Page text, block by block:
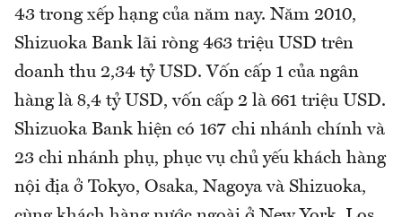
43 trong xếp hạng của năm nay. Năm 2010,
Shizuoka Bank lãi ròng 463 triệu USD trên
doanh thu 2,34 tỷ USD. Vốn cấp 1 của ngân
hàng là 8,4 tỷ USD, vốn cấp 2 là 661 triệu USD.
Shizuoka Bank hiện có 167 chi nhánh chính và
23 chi nhánh phụ, phục vụ chủ yếu khách hàng
nội địa ở Tokyo, Osaka, Nagoya và Shizuoka,